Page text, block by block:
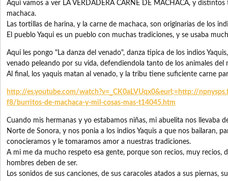
Aqui vamos a ver LA VERDADERA CARNE DE MACHACA, y
machaca.
Las tortillas de harina, y la carne de machaca, son originarias de los
El pueblo Yaqui es un pueblo con muchas tradiciones, y se usaba
Aqui les pongo "La danza del venado", danza tipica de los indios
venado peleando por su vida, defendiendola tanto de los animales del
Al final, los yaquis matan al venado, y la tribu tiene suficiente carne
http://es.youtube.com/watch?v=_CK0aLVUqx0&eurl;=http://
f8/burritos-de-machaca-y-mil-cosas-mas-t14045.htm
Cuando mis hermanas y yo estabamos niñas, mi abuelita nos llevaba
Norte de Sonora, y nos ponia a los indios Yaquis a que nos bailaran,
conocieramos y le tomaramos amor a nuestras tradiciones.
A mi me da mucho respeto esa gente, porque son recios, muy recios,
hombres deben de ser.
Los sonidos de sus canciones, de sus caracoles atados a sus piernas,